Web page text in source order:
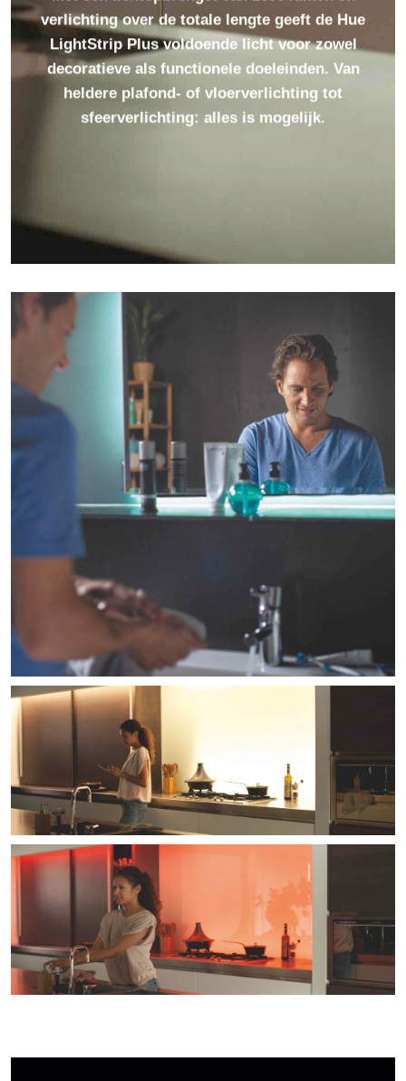
verlichting over de totale lengte geeft de Hue
LightStrip Plus voldoende licht voor zowel
decoratieve als functionele doeleinden. Van
heldere plafond- of vloerverlichting tot
sfeerverlichting: alles is mogelijk.